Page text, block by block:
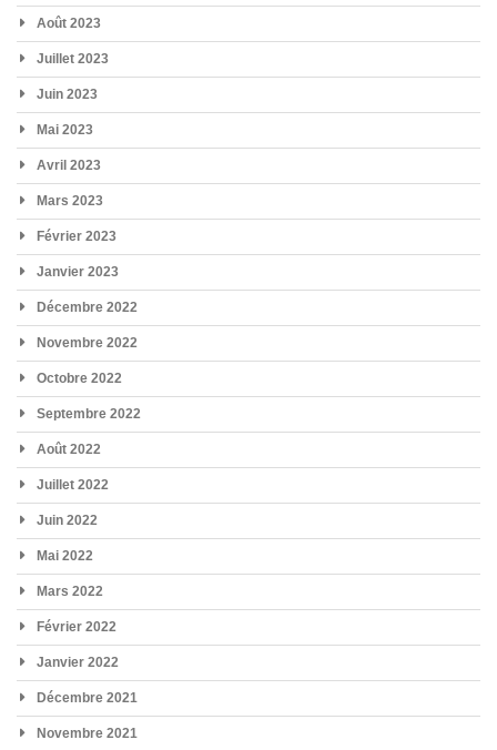
Août 2023
Juillet 2023
Juin 2023
Mai 2023
Avril 2023
Mars 2023
Février 2023
Janvier 2023
Décembre 2022
Novembre 2022
Octobre 2022
Septembre 2022
Août 2022
Juillet 2022
Juin 2022
Mai 2022
Mars 2022
Février 2022
Janvier 2022
Décembre 2021
Novembre 2021